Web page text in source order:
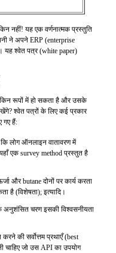
नहीं! यह एक वर्णनात्मक प्रस्तुति
ने अपने ERP (enterprise
यह श्वेत पत्र (white paper)
रूपों में हो सकता है और उसके
श्वेत पत्रों के लिए कई प्रकार
गए हैं:
कि लोग ऑनलाइन वातावरण में
एक survey method प्रस्तुत है
और butane दोनों पर कार्य करता
है (विशेषता); इत्यादि।
अनुशंसित चरण इसकी विश्वसनीयता
की सर्वोत्तम प्रथाएँ (best
चाहिए जो उस API का उपयोग